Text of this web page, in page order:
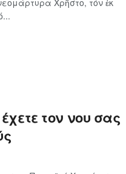
Χρῆστο, τόν ἐκ
τον νου σας